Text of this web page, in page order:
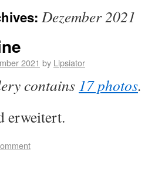
Dezember 2021
2021 by Lipsiator
contains 17 photos.
erweitert.